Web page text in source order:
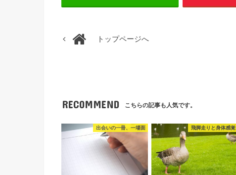
トップページへ
RECOMMEND こちらの記事も人気です。
出会いの一冊、一場面 飛脚走りと身体感覚